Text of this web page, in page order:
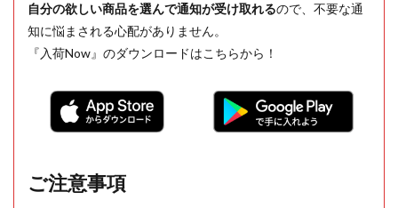
自分の欲しい商品を選んで通知が受け取れるので、不要な通
知に悩まされる心配がありません。
『入荷Now』のダウンロードはこちらから！
ご注意事項